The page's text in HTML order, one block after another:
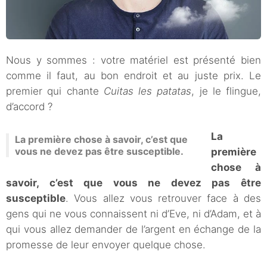
Nous y sommes : votre matériel est présenté bien
comme il faut, au bon endroit et au juste prix. Le
premier qui chante Cuitas les patatas, je le flingue,
d’accord ?
La première chose à savoir, c’est que
vous ne devez pas être susceptible.
La
première
chose à
savoir, c’est que vous ne devez pas être
susceptible. Vous allez vous retrouver face à des
gens qui ne vous connaissent ni d’Eve, ni d’Adam, et à
qui vous allez demander de l’argent en échange de la
promesse de leur envoyer quelque chose.